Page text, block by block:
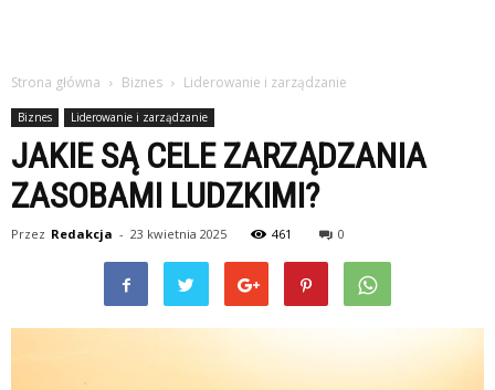
Strona główna Biznes Liderowanie i zarządzanie
Biznes Liderowanie i zarządzanie
JAKIE SĄ CELE ZARZĄDZANIA
ZASOBAMI LUDZKIMI?
Przez Redakcja - 23 kwietnia 2025 461 0